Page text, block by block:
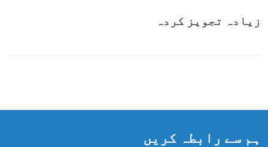
زیادہ تجویز کردہ
ہم سے رابطہ کریں